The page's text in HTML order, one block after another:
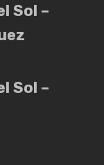
Sol –
Sol –